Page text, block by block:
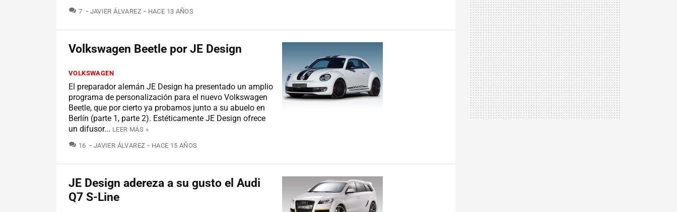
7 COMENTARIOS
JAVIER ÁLVAREZ HACE 13 AÑOS
Volkswagen Beetle por JE Design
VOLKSWAGEN
El preparador alemán JE Design ha presentado un amplio
programa de personalización para el nuevo Volkswagen
Beetle, que por cierto ya probamos junto a su abuelo en
Berlín (parte 1, parte 2). Estéticamente JE Design ofrece
un difusor... LEER MÁS »
16 COMENTARIOS
JAVIER ÁLVAREZ HACE 15 AÑOS
JE Design adereza a su gusto el Audi
Q7 S-Line